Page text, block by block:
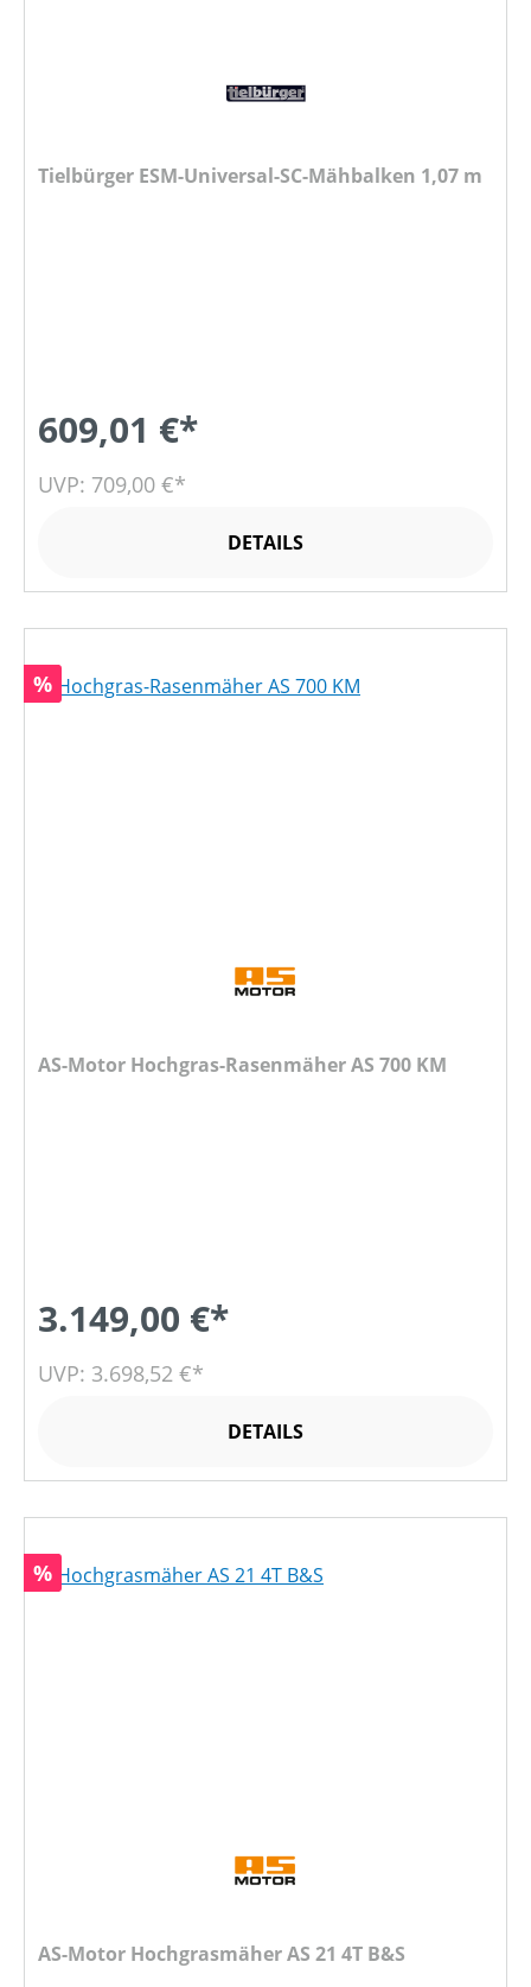
Tielbürger ESM-Universal-SC-Mähbalken 1,07 m
609,01 €*
UVP: 709,00 €*
DETAILS
Rabatt
%
AS-Motor Hochgras-Rasenmäher AS 700 KM
3.149,00 €*
UVP: 3.698,52 €*
DETAILS
Rabatt
%
AS-Motor Hochgrasmäher AS 21 4T B&S